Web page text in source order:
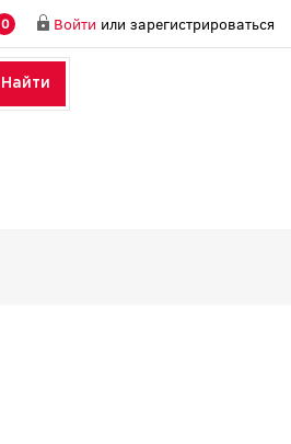
0 Войти или зарегистрироваться
Найти